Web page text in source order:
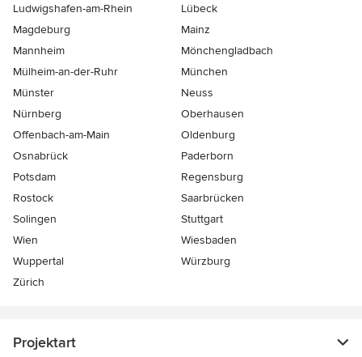
Ludwigshafen-am-Rhein
Lübeck
Magdeburg
Mainz
Mannheim
Mönchen­gladbach
Mülheim-an-der-Ruhr
München
Münster
Neuss
Nürnberg
Oberhausen
Offenbach-am-Main
Oldenburg
Osnabrück
Paderborn
Potsdam
Regensburg
Rostock
Saarbrücken
Solingen
Stuttgart
Wien
Wiesbaden
Wuppertal
Würzburg
Zürich
Projektart